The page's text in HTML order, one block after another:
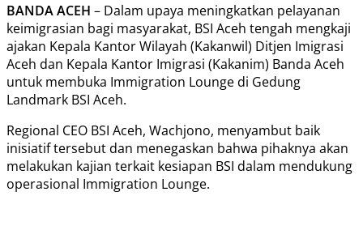
BANDA ACEH – Dalam upaya meningkatkan pelayanan
keimigrasian bagi masyarakat, BSI Aceh tengah mengkaji
ajakan Kepala Kantor Wilayah (Kakanwil) Ditjen Imigrasi
Aceh dan Kepala Kantor Imigrasi (Kakanim) Banda Aceh
untuk membuka Immigration Lounge di Gedung
Landmark BSI Aceh.
Regional CEO BSI Aceh, Wachjono, menyambut baik
inisiatif tersebut dan menegaskan bahwa pihaknya akan
melakukan kajian terkait kesiapan BSI dalam mendukung
operasional Immigration Lounge.